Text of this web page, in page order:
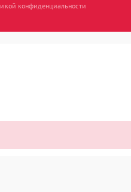
конфиденциальности